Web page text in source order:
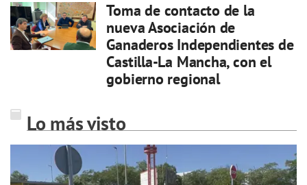
Toma de contacto de la
nueva Asociación de
Ganaderos Independientes de
Castilla-La Mancha, con el
gobierno regional
Lo más visto